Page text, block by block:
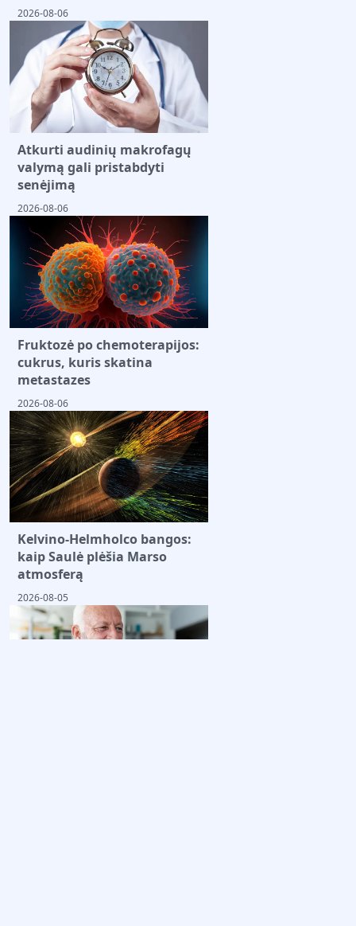
2026-08-06
Atkurti audinių makrofagų
valymą gali pristabdyti
senėjimą
2026-08-06
Fruktozė po chemoterapijos:
cukrus, kuris skatina
metastazes
2026-08-06
Kelvino-Helmholco bangos:
kaip Saulė plėšia Marso
atmosferą
2026-08-05